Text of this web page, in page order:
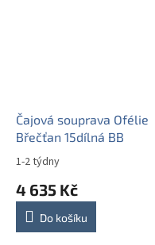
Čajová souprava Ofélie
Břečťan 15dílná BB
1-2 týdny
4 635 Kč
Do košíku